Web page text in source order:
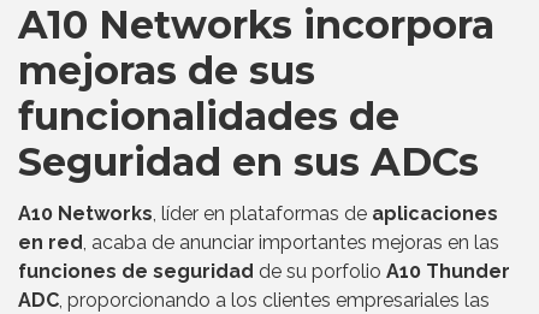
A10 Networks incorpora
mejoras de sus
funcionalidades de
Seguridad en sus ADCs
A10 Networks, líder en plataformas de aplicaciones
en red, acaba de anunciar importantes mejoras en las
funciones de seguridad de su porfolio A10 Thunder
ADC, proporcionando a los clientes empresariales las